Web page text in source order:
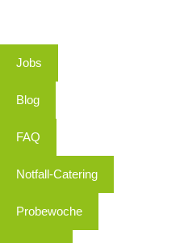
Jobs
Blog
FAQ
Notfall-Catering
Probewoche